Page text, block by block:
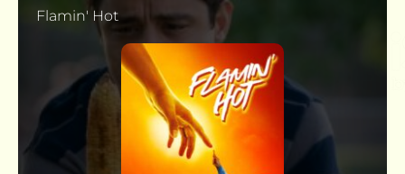
Flamin' Hot